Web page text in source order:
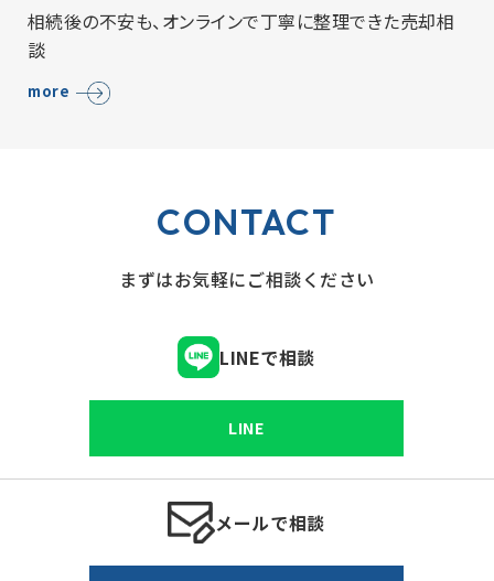
相続後の不安も、オンラインで丁寧に整理できた売却相
談
more
CONTACT
まずはお気軽にご相談ください
LINEで相談
LINE
メールで相談